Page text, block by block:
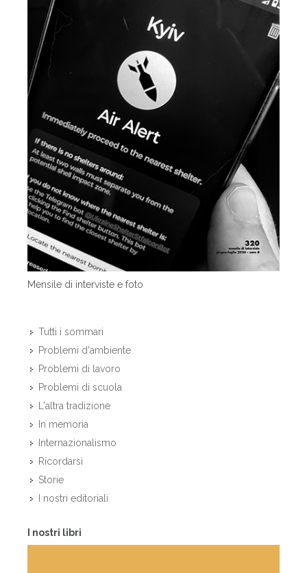
Mensile di interviste e foto
Tutti i sommari
Problemi d'ambiente
Problemi di lavoro
Problemi di scuola
L'altra tradizione
In memoria
Internazionalismo
Ricordarsi
Storie
I nostri editoriali
I nostri libri